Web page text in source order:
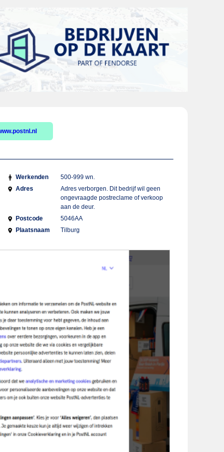
Werkenden
500-999 wn.
Adres
Adres verborgen. Dit bedrijf wil geen
ongevraagde postreclame of verkoop
aan de deur.
Postcode
5046AA
Plaatsnaam
Tilburg